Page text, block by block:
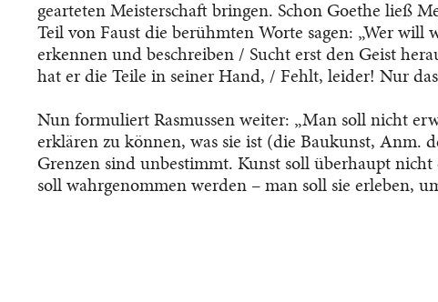
gearteten Meisterschaft bringen. Schon Goethe ließ
Teil von Faust die berühmten Worte sagen: „Wer will
erkennen und beschreiben / Sucht erst den Geist
hat er die Teile in seiner Hand, / Fehlt, leider! Nur das
Nun formuliert Rasmussen weiter: „Man soll nicht
erklären zu können, was sie ist (die Baukunst, Anm.
Grenzen sind unbestimmt. Kunst soll überhaupt nicht
soll wahrgenommen werden – man soll sie erleben,